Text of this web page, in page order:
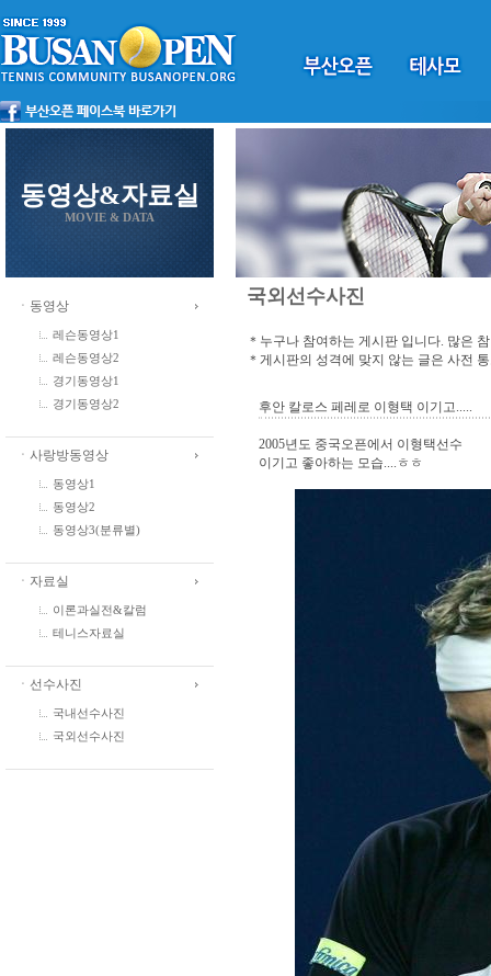
동영상&자료실
MOVIE & DATA
ㆍ동영상
레슨동영상1
레슨동영상2
경기동영상1
경기동영상2
ㆍ사랑방동영상
동영상1
동영상2
동영상3(분류별)
ㆍ자료실
이론과실전&칼럼
테니스자료실
ㆍ선수사진
국내선수사진
국외선수사진
국외선수사진
＊누구나 참여하는 게시판 입니다. 많은
＊게시판의 성격에 맞지 않는 글은 사전
후안 칼로스 페레로 이형택 이기고.....
2005년도 중국오픈에서 이형택선수
이기고 좋아하는 모습....ㅎㅎ